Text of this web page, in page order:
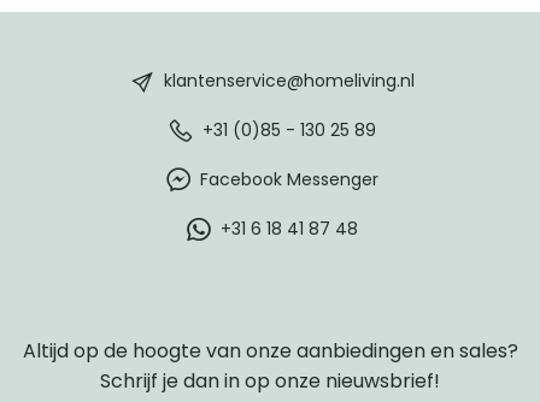
klantenservice@homeliving.nl
+31 (0)85 - 130 25 89
Facebook Messenger
+31 6 18 41 87 48
Altijd op de hoogte van onze aanbiedingen en sales?
Schrijf je dan in op onze nieuwsbrief!